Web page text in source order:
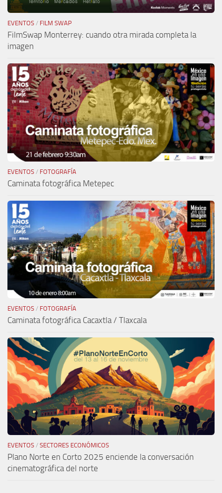
EVENTOS / FILM SWAP
FilmSwap Monterrey: cuando otra mirada completa la
imagen
EVENTOS / FOTOGRAFÍA
Caminata fotográfica Metepec
EVENTOS / FOTOGRAFÍA
Caminata fotográfica Cacaxtla / Tlaxcala
EVENTOS / SECTORES ECONÓMICOS
Plano Norte en Corto 2025 enciende la conversación
cinematográfica del norte